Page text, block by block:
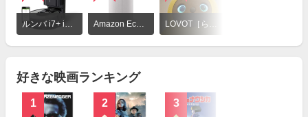
ルンバ i7+ i755060 Amazon Echo 第3世代 LOVOT［らぼっと］
好きな映画ランキング
1 2 3